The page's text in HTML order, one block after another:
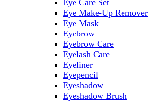
Eye Care Set
Eye Make-Up Remover
Eye Mask
Eyebrow
Eyebrow Care
Eyelash Care
Eyeliner
Eyepencil
Eyeshadow
Eyeshadow Brush